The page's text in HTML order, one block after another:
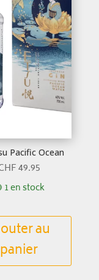
Pacific Ocean
49.95
1 en stock
au
panier